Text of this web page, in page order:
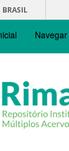
BRASIL
Navegar